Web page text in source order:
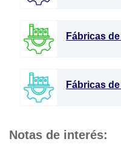
Fábricas
Fábricas
Notas de interés: